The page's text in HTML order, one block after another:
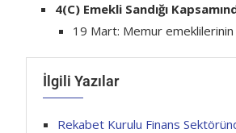
4(C) Emekli Sandığı
19 Mart: Memur
İlgili Yazılar
Rekabet Kurulu Finans